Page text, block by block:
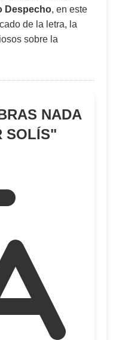
Despecho, en este
de la letra, la
sobre la
NADA
SOLÍS"